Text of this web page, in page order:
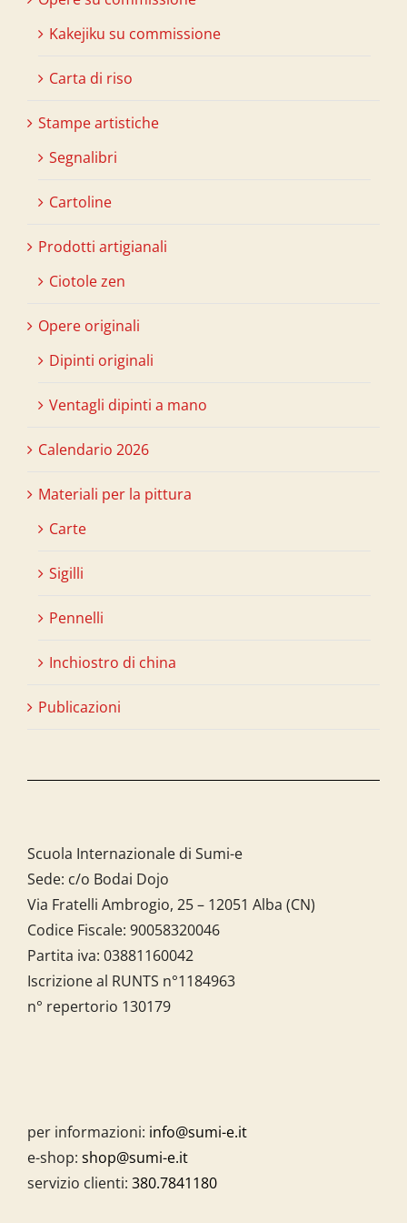
Kakejiku su commissione
Carta di riso
Stampe artistiche
Segnalibri
Cartoline
Prodotti artigianali
Ciotole zen
Opere originali
Dipinti originali
Ventagli dipinti a mano
Calendario 2026
Materiali per la pittura
Carte
Sigilli
Pennelli
Inchiostro di china
Publicazioni
Scuola Internazionale di Sumi-e
Sede: c/o Bodai Dojo
Via Fratelli Ambrogio, 25 – 12051 Alba (CN)
Codice Fiscale: 90058320046
Partita iva: 03881160042
Iscrizione al RUNTS n°1184963
n° repertorio 130179
per informazioni: info@sumi-e.it
e-shop: shop@sumi-e.it
servizio clienti: 380.7841180